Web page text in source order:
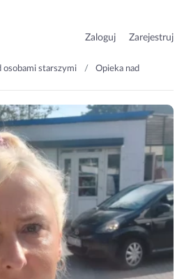
Zaloguj Zarejestruj
osobami starszymi
Opieka nad